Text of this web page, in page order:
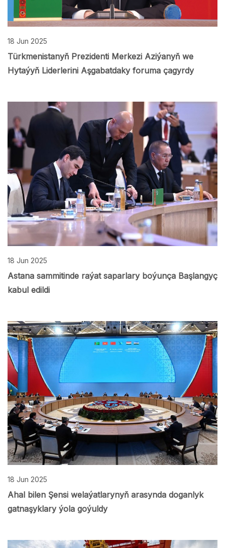
18 Jun 2025
Türkmenistanyň Prezidenti Merkezi Aziýanyň we
Hytaýyň Liderlerini Aşgabatdaky foruma çagyrdy
18 Jun 2025
Astana sammitinde raýat saparlary boýunça Başlangyç
kabul edildi
18 Jun 2025
Ahal bilen Şensi welaýatlarynyň arasynda doganlyk
gatnaşyklary ýola goýuldy